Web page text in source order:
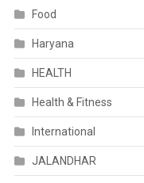
Food
Haryana
HEALTH
Health & Fitness
International
JALANDHAR